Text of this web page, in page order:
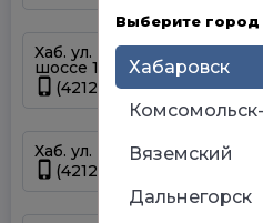
Хаб. ул. Матвеевское
шоссе 13А
(4212) 69-93-93
Хаб. ул. Панфиловцев 14Б
(4212) 63-22-47
Выберите город
Хабаровск
Вяземский
Дальнегорск